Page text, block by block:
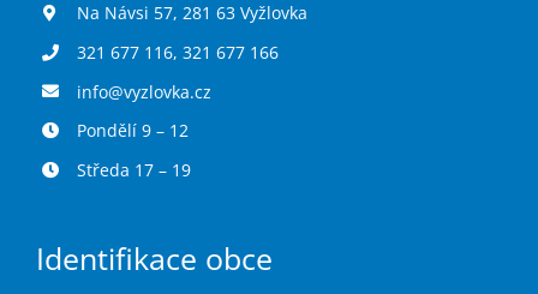
Na Návsi 57, 281 63 Vyžlovka
321 677 116, 321 677 166
info@vyzlovka.cz
Pondělí 9 – 12
Středa 17 – 19
Identifikace obce